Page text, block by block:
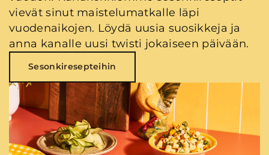
vievät sinut maistelumatkalle läpi
vuodenaikojen. Löydä uusia suosikkeja ja
anna kanalle uusi twisti jokaiseen päivään.
Sesonkiresepteihin